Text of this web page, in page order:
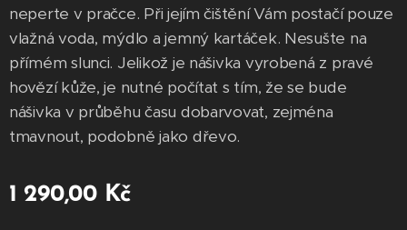
neperte v pračce. Při jejím čištění Vám postačí pouze
vlažná voda, mýdlo a jemný kartáček. Nesušte na
přímém slunci. Jelikož je nášivka vyrobená z pravé
hovězí kůže, je nutné počítat s tím, že se bude
nášivka v průběhu času dobarvovat, zejména
tmavnout, podobně jako dřevo.
1 290,00Kč